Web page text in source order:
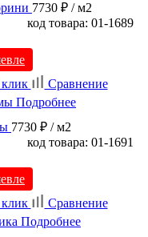
7730 ₽ / м2
код товара: 01-1689
Сравнение
Подробнее
7730 ₽ / м2
код товара: 01-1691
Сравнение
Подробнее